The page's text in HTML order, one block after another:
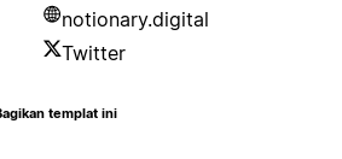
notionary.digital
Twitter
templat ini